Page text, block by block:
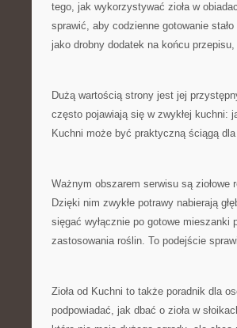
tego, jak wykorzystywać zioła w
sprawić, aby codzienne gotowanie
jako drobny dodatek na końcu
Dużą wartością strony jest jej
często pojawiają się w zwykłej kuchni:
Kuchni może być praktyczną ściągą
Ważnym obszarem serwisu są ziołowe
Dzięki nim zwykłe potrawy nabierają
sięgać wyłącznie po gotowe
zastosowania roślin. To podejście
Zioła od Kuchni to także poradnik dla
podpowiadać, jak dbać o zioła w